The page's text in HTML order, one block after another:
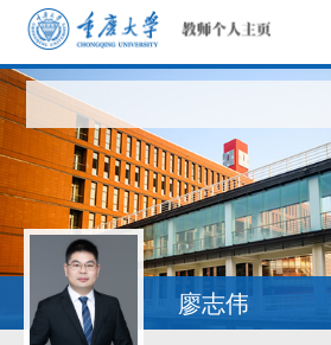
首页
科学研究
教学研究
获奖信息 廖志伟